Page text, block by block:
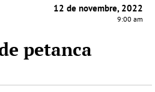
12 de novembre, 2022
9:00 am
petanca